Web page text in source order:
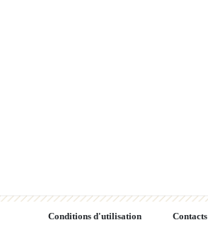
Conditions d'utilisation Contacts